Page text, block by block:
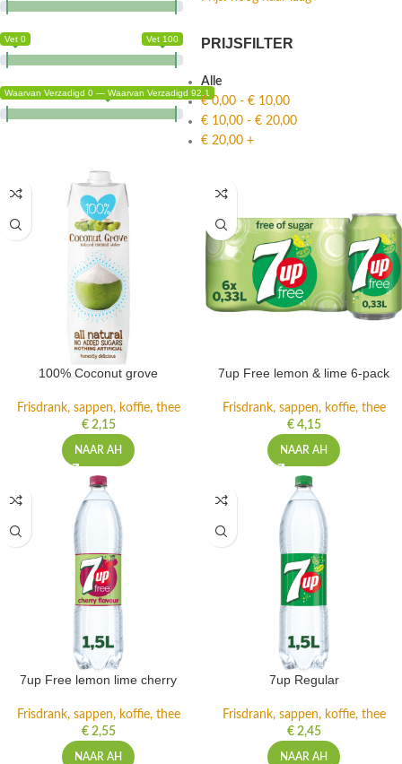
Vet 0 Vet 100
Waarvan Verzadigd 0 — Waarvan Verzadigd 92.1
PRIJSFILTER
Alle
€0,00 - € 10,00
€ 10,00 - € 20,00
€ 20,00 +
100% Coconut grove
Frisdrank, sappen, koffie, thee
€2,15
NAAR AH
7up Free lemon & lime 6-pack
Frisdrank, sappen, koffie, thee
€4,15
NAAR AH
7up Free lemon lime cherry
Frisdrank, sappen, koffie, thee
€2,55
NAAR AH
7up Regular
Frisdrank, sappen, koffie, thee
€2,45
NAAR AH